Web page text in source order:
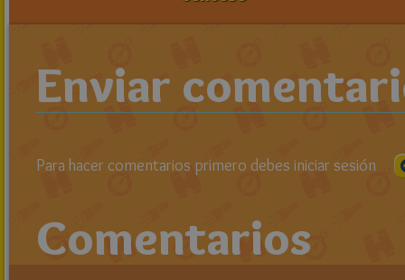
Enviar
Para hacer comentarios primero debes iniciar sesión
Comentarios